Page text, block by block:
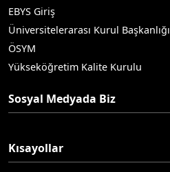
EBYS Giriş
Üniversitelerarası Kurul Başkanlığı
ÖSYM
Yükseköğretim Kalite Kurulu
Sosyal Medyada Biz
Kısayollar